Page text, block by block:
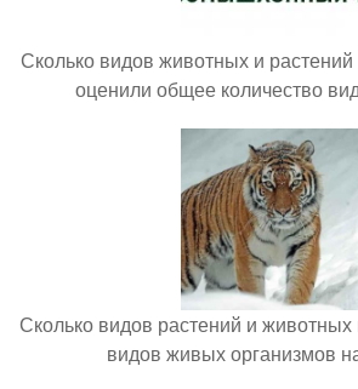
Сколько видов животных и
оценили общее количество
Сколько видов растений и
видов живых организмов